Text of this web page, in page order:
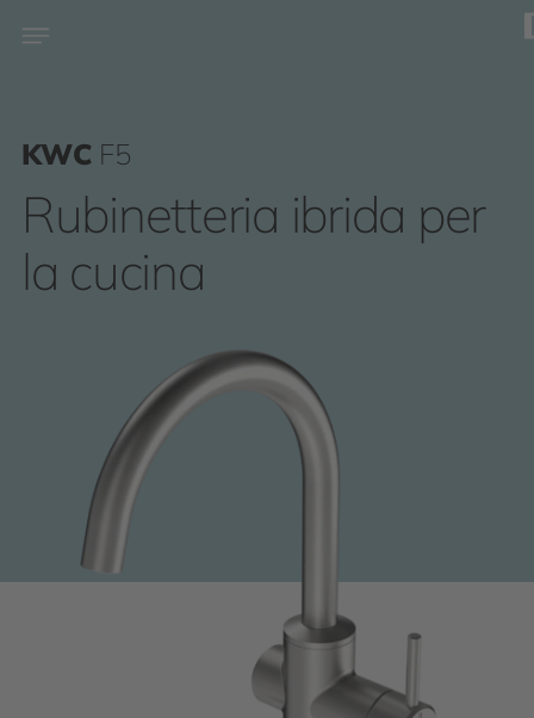
KWC F5
Rubinetteria ibrida per
la cucina